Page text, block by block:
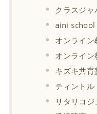
クラスジ
aini school
オンライン
オンライン
キズキ共育
ティントル
リタリコジ